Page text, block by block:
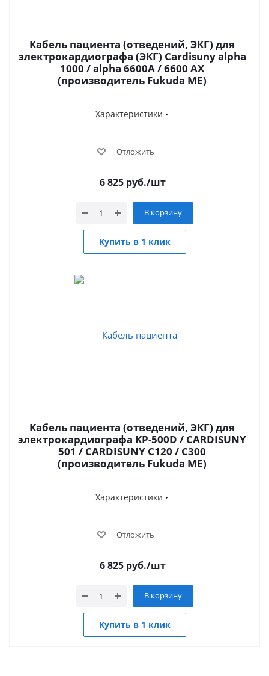
Кабель пациента (отведений, ЭКГ) для
электрокардиографа (ЭКГ) Cardisuny alpha
1000 / alpha 6600A / 6600 AX
(производитель Fukuda ME)
Характеристики
Отложить
6 825руб./шт
В корзину
Купить в 1 клик
Кабель пациента (отведений, ЭКГ) для
электрокардиографа KP-500D / CARDISUNY
501 / CARDISUNY C120 / C300
(производитель Fukuda ME)
Характеристики
Отложить
6 825руб./шт
В корзину
Купить в 1 клик